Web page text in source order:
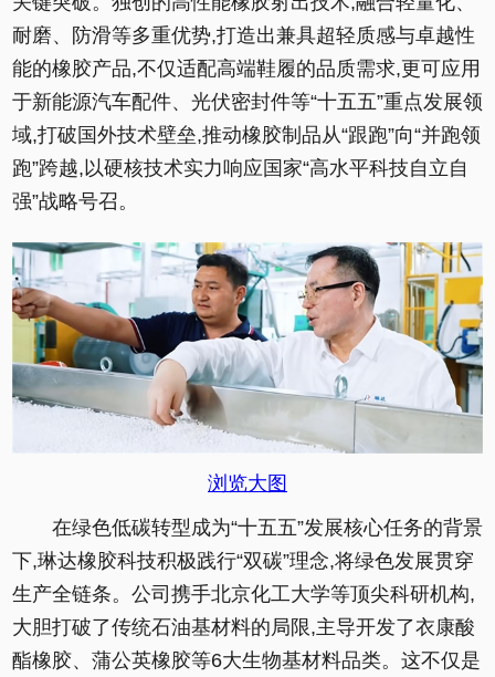
耐磨、防滑等多重优势,打造出兼具超轻质感与卓越性
能的橡胶产品,不仅适配高端鞋履的品质需求,更可应用
于新能源汽车配件、光伏密封件等“十五五”重点发展领
域,打破国外技术壁垒,推动橡胶制品从“跟跑”向“并跑领
跑”跨越,以硬核技术实力响应国家“高水平科技自立自
强”战略号召。
浏览大图
在绿色低碳转型成为“十五五”发展核心任务的背景
下,琳达橡胶科技积极践行“双碳”理念,将绿色发展贯穿
生产全链条。公司携手北京化工大学等顶尖科研机构,
大胆打破了传统石油基材料的局限,主导开发了衣康酸
酯橡胶、蒲公英橡胶等6大生物基材料品类。这不仅是